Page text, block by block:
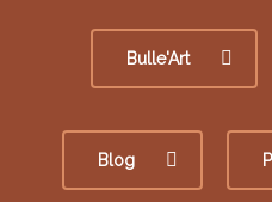
Bulle'Art
Blog